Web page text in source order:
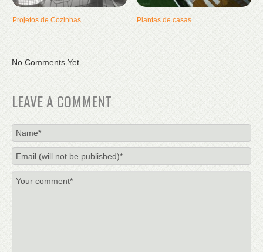
Projetos de Cozinhas Plantas de casas
No Comments Yet.
LEAVE A COMMENT